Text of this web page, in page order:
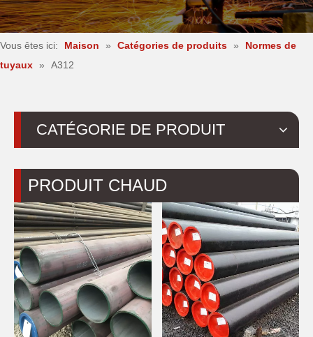
Vous êtes ici: Maison » Catégories de produits »
Normes de
tuyaux » A312
CATÉGORIE DE PRODUIT
PRODUIT CHAUD